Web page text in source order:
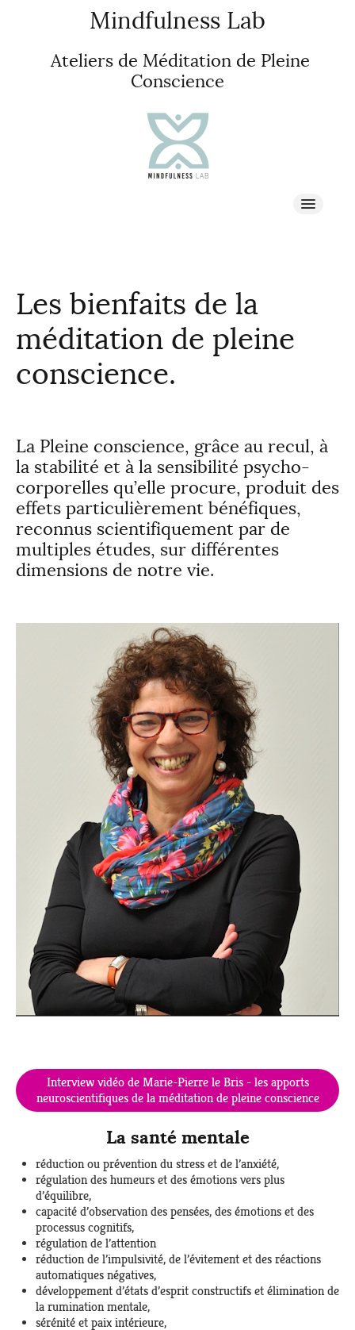
Mindfulness Lab
Ateliers de Méditation de Pleine
Conscience
STAGES & RETRAITES
ENTREPRISES
Actualités
CONTACT
Les bienfaits de la
méditation de pleine
conscience.
La Pleine conscience, grâce au recul, à
la stabilité et à la sensibilité psycho-
corporelles qu’elle procure, produit des
effets particulièrement bénéfiques,
reconnus scientifiquement par de
multiples études, sur différentes
dimensions de notre vie.
Interview vidéo de Marie-Pierre le Bris - les apports
neuroscientifiques de la méditation de pleine conscience
La santé mentale
réduction ou prévention du stress et de l’anxiété,
régulation des humeurs et des émotions vers plus
d’équilibre,
capacité d’observation des pensées, des émotions et des
processus cognitifs,
régulation de l’attention
réduction de l’impulsivité, de l’évitement et des réactions
automatiques négatives,
développement d’états d’esprit constructifs et élimination de
la rumination mentale,
sérénité et paix intérieure,